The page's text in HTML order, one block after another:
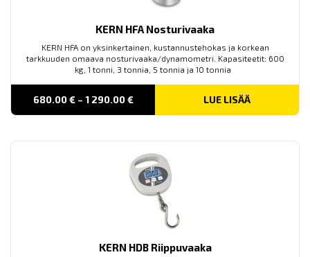
KERN HFA Nosturivaaka
KERN HFA on yksinkertainen, kustannustehokas ja korkean
tarkkuuden omaava nosturivaaka/dynamometri. Kapasiteetit: 600
kg, 1 tonni, 3 tonnia, 5 tonnia ja 10 tonnia
680.00€ – 1 290.00€Price
680.00 €
LUE LISÄÄ
KERN HDB Riippuvaaka